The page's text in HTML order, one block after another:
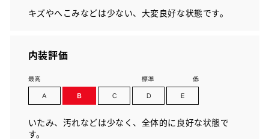
キズやへこみなどは少ない、大変良好な状態です。
内装評価
いたみ、汚れなどは少なく、全体的に良好な状態で
す。